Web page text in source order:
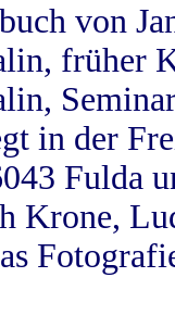
von
früher
in der
Fulda
Krone,